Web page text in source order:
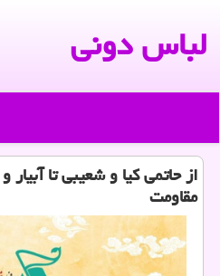
لباس دونی
از حاتمی كیا و شعیبی تا
مقاومت